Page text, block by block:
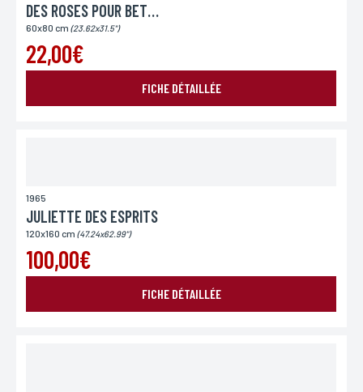
DES ROSES POUR BETTINA
60x80 cm (23.62x31.5")
22,00€
FICHE DÉTAILLÉE
1965
JULIETTE DES ESPRITS
120x160 cm (47.24x62.99")
100,00€
FICHE DÉTAILLÉE